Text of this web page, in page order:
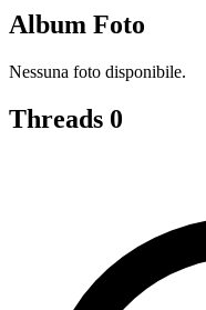
Album Foto
Nessuna foto disponibile.
Threads 0